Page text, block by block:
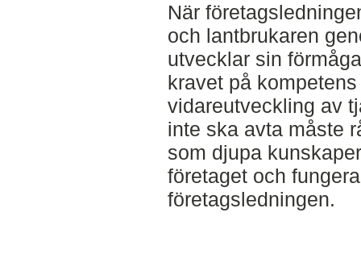
När
och lantbrukaren
utvecklar sin
kravet på
vidareutveckling av
inte ska avta måste
som djupa
företaget och
företagsledningen.